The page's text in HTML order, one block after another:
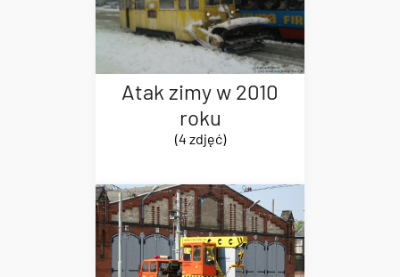
Atak zimy w 2010
roku
(4 zdjęć)